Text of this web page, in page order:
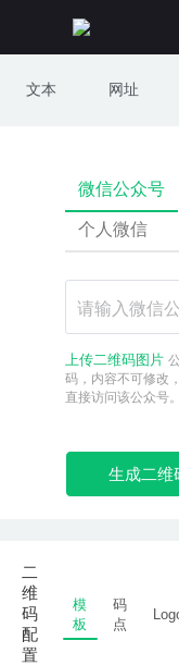
文本 网址
微信公众号
个人微信
上传二维码图片
码，内容不可修改
直接访问该公众号。
生成二维
二
维
码
配
置
模
板
码
点